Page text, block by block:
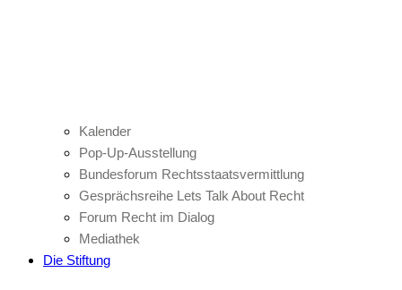
Kalender
Pop-Up-Ausstellung
Bundesforum Rechtsstaatsvermittlung
Gesprächsreihe Lets Talk About Recht
Forum Recht im Dialog
Mediathek
Die Stiftung